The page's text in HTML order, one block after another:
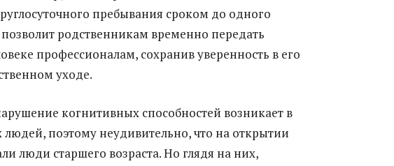
пребывания сроком до одного
позволит родственникам временно передать
профессионалам, сохранив уверенность в его
уходе.
когнитивных способностей возникает в
поэтому неудивительно, что на открытии
люди старшего возраста. Но глядя на них,